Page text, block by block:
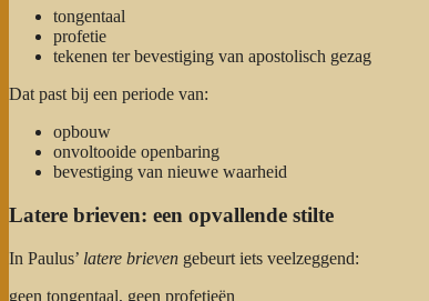
tongentaal
profetie
tekenen ter bevestiging van apostolisch gezag
Dat past bij een periode van:
opbouw
onvoltooide openbaring
bevestiging van nieuwe waarheid
Latere brieven: een opvallende stilte
In Paulus’ latere brieven gebeurt iets veelzeggend:
geen tongentaal, geen profetieën